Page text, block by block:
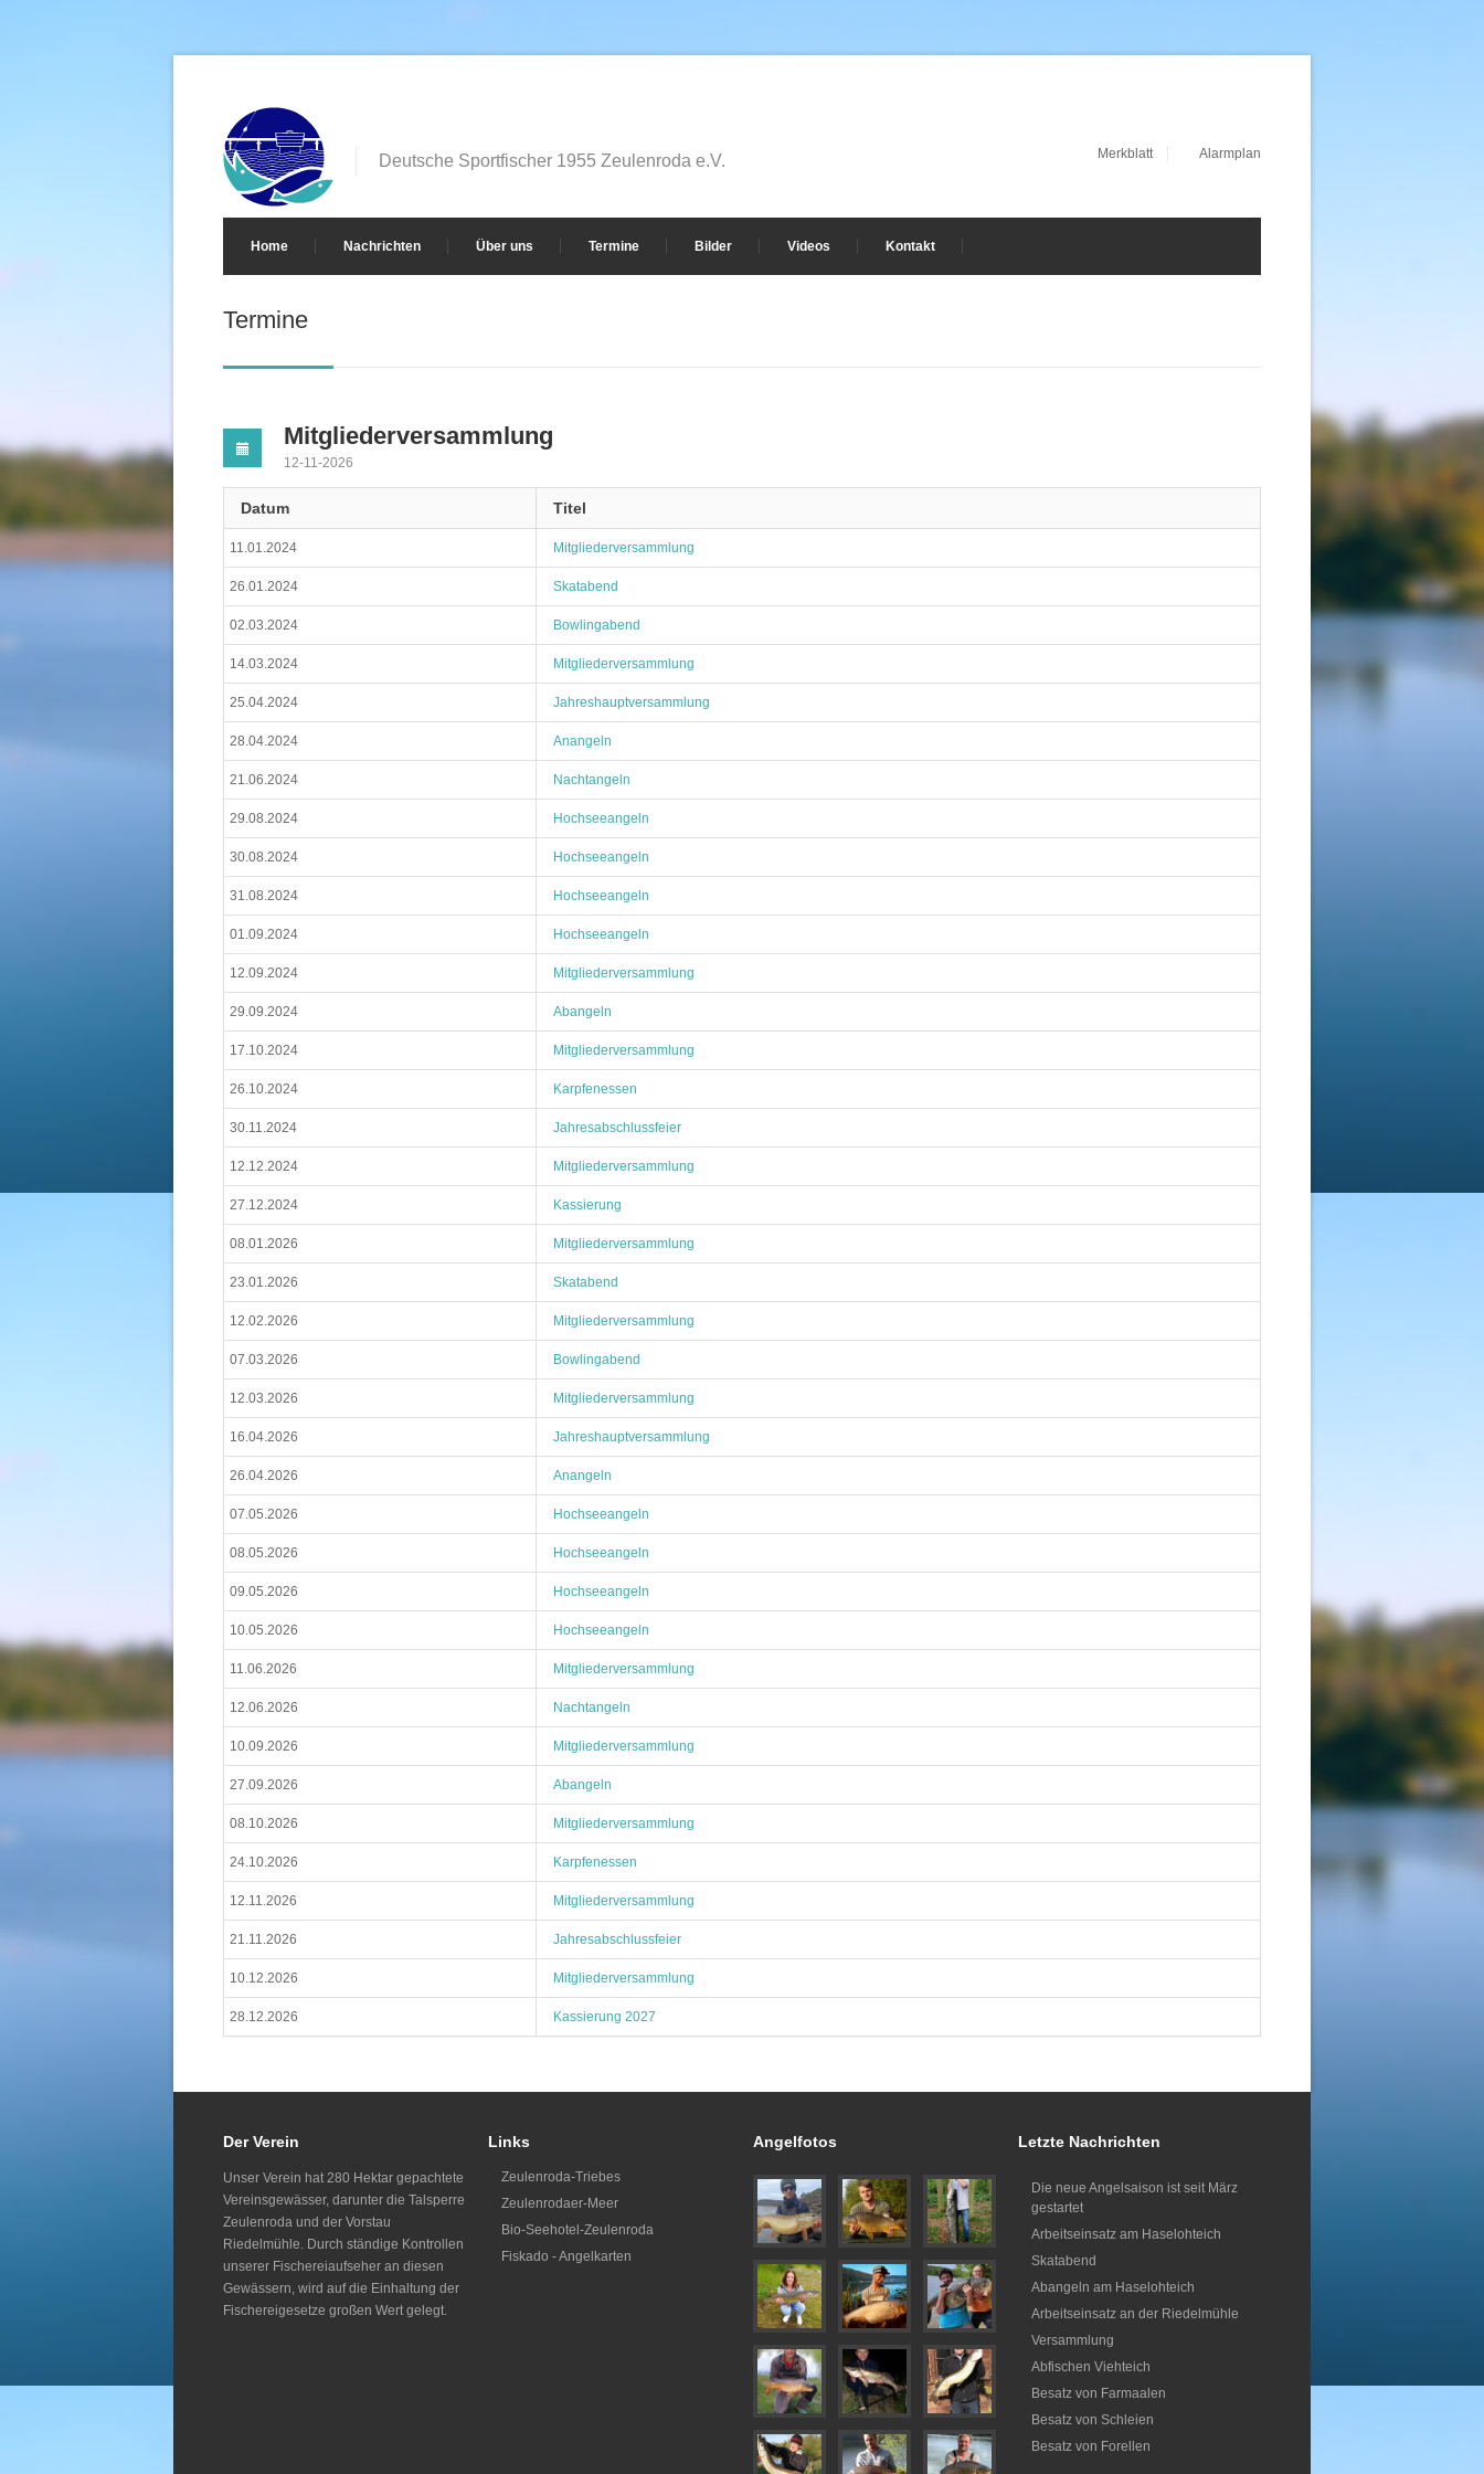
Deutsche Sportfischer 1955 Zeulenroda e.V. Merkblatt Alarmplan
Home Nachrichten Über uns Termine Bilder Videos Kontakt
Termine
Mitgliederversammlung
12-11-2026
Datum Titel
11.01.2024 Mitgliederversammlung
26.01.2024 Skatabend
02.03.2024 Bowlingabend
14.03.2024 Mitgliederversammlung
25.04.2024 Jahreshauptversammlung
28.04.2024 Anangeln
21.06.2024 Nachtangeln
29.08.2024 Hochseeangeln
30.08.2024 Hochseeangeln
31.08.2024 Hochseeangeln
01.09.2024 Hochseeangeln
12.09.2024 Mitgliederversammlung
29.09.2024 Abangeln
17.10.2024 Mitgliederversammlung
26.10.2024 Karpfenessen
30.11.2024 Jahresabschlussfeier
12.12.2024 Mitgliederversammlung
27.12.2024 Kassierung
08.01.2026 Mitgliederversammlung
23.01.2026 Skatabend
12.02.2026 Mitgliederversammlung
07.03.2026 Bowlingabend
12.03.2026 Mitgliederversammlung
16.04.2026 Jahreshauptversammlung
26.04.2026 Anangeln
07.05.2026 Hochseeangeln
08.05.2026 Hochseeangeln
09.05.2026 Hochseeangeln
10.05.2026 Hochseeangeln
11.06.2026 Mitgliederversammlung
12.06.2026 Nachtangeln
10.09.2026 Mitgliederversammlung
27.09.2026 Abangeln
08.10.2026 Mitgliederversammlung
24.10.2026 Karpfenessen
12.11.2026 Mitgliederversammlung
21.11.2026 Jahresabschlussfeier
10.12.2026 Mitgliederversammlung
28.12.2026 Kassierung 2027
Der Verein
Unser Verein hat 280 Hektar gepachtete
Vereinsgewässer, darunter die Talsperre
Zeulenroda und der Vorstau
Riedelmühle. Durch ständige Kontrollen
unserer Fischereiaufseher an diesen
Gewässern, wird auf die Einhaltung der
Fischereigesetze großen Wert gelegt.
Links
Zeulenroda-Triebes
Zeulenrodaer-Meer
Bio-Seehotel-Zeulenroda
Fiskado - Angelkarten
Angelfotos Letzte Nachrichten
Die neue Angelsaison ist seit März
gestartet
Arbeitseinsatz am Haselohteich
Skatabend
Abangeln am Haselohteich
Arbeitseinsatz an der Riedelmühle
Versammlung
Abfischen Viehteich
Besatz von Farmaalen
Besatz von Schleien
Besatz von Forellen